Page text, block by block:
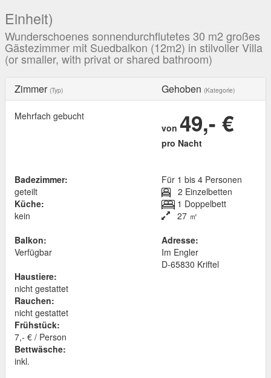
Einheit)
Wunderschoenes sonnendurchflutetes 30 m2 großes
Gästezimmer mit Suedbalkon (12m2) in stilvoller Villa
(or smaller, with privat or shared bathroom)
Zimmer (Typ) Gehoben (Kategorie)
Mehrfach gebucht
von 49,- €
pro Nacht
Badezimmer:
geteilt
Küche:
kein
Balkon:
Verfügbar
Haustiere:
nicht gestattet
Rauchen:
nicht gestattet
Frühstück:
7,- € / Person
Bettwäsche:
inkl.
Für 1 bis 4 Personen
2 Einzelbetten
1 Doppelbett
27 ㎡
Adresse:
Im Engler
D-65830 Kriftel